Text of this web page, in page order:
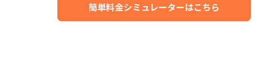
契約事務手数料：5,000円/回（税抜）
簡単料金シミュレーターはこちら